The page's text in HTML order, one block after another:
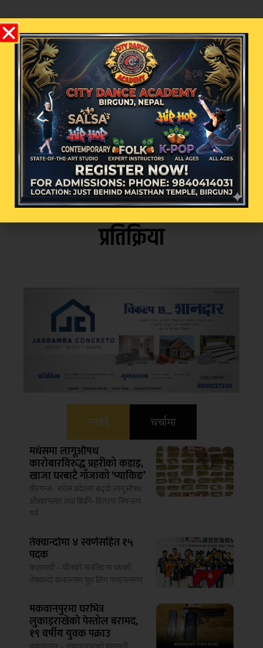
प्रतिक्रिया
भर्खरै चर्चामा
मधेसमा लागूऔषध
कारोबारविरुद्ध प्रहरीको कडाइ,
खाजा घरबाटै गाँजाको ‘प्याकिङ’
वीरगन्ज– मधेस प्रदेशमा बढ्दो लागूऔषध
ओसारपसार तथा बिक्री–वितरण नियन्त्रण
गर्न
तेक्वान्दोमा ४ स्वर्णसहित १५
पदक
काठमाडौं – चीनको नानजिङमा भएको
तेक्वान्दो ग्रान्डस्लाम युथ लिग फाइनल्समा
मकवानपुरमा घरभित्र
लुकाइराखेको पेस्तोल बरामद,
१९ वर्षीय युवक पक्राउ